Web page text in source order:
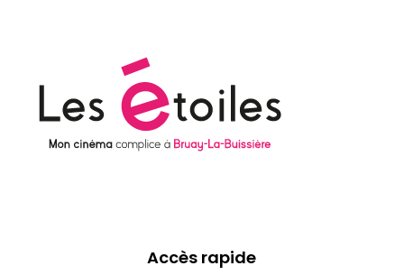
Accès rapide